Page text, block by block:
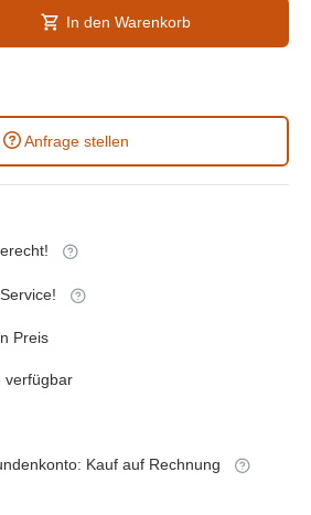
In den Warenkorb
Anfrage stellen
Preis
verfügbar
Kauf auf Rechnung